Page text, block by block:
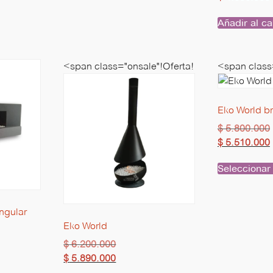
Añadir al
<span class="onsale"!Oferta!
Eko World
$6.200.000
$ 5.890.000
<span
Eko World
$5.800.000
$5.510.000